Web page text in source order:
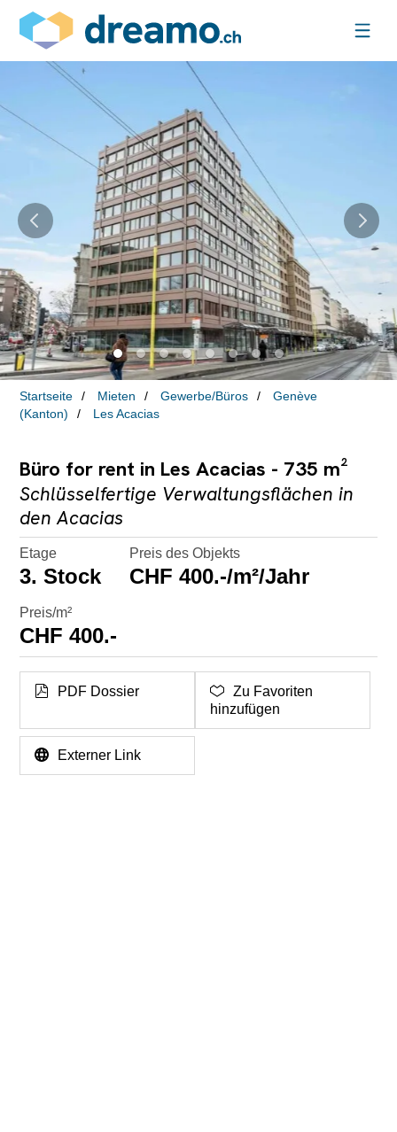
Startseite Mieten Gewerbe/Büros
Genève
(Kanton)
Les Acacias
Büro for rent in Les Acacias - 735 m²
Schlüsselfertige Verwaltungsflächen in
den Acacias
Etage
3. Stock
Preis des Objekts
CHF 400.-/m²/Jahr
Preis/m²
CHF 400.-
PDF Dossier
Zu Favoriten
hinzufügen
Externer Link